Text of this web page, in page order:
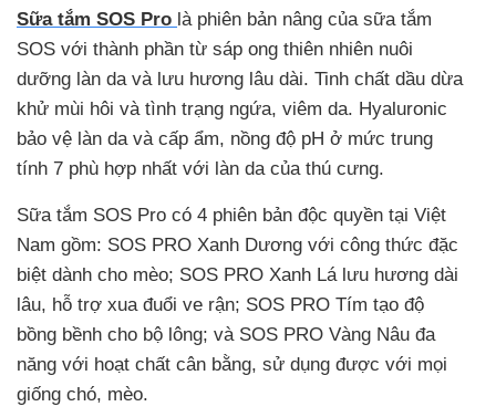
Sữa tắm SOS Pro là phiên bản nâng của sữa tắm
SOS với thành phần từ sáp ong thiên nhiên nuôi
dưỡng làn da và lưu hương lâu dài. Tinh chất dầu dừa
khử mùi hôi và tình trạng ngứa, viêm da. Hyaluronic
bảo vệ làn da và cấp ẩm, nồng độ pH ở mức trung
tính 7 phù hợp nhất với làn da của thú cưng.
Sữa tắm SOS Pro có 4 phiên bản độc quyền tại Việt
Nam gồm: SOS PRO Xanh Dương với công thức đặc
biệt dành cho mèo; SOS PRO Xanh Lá lưu hương dài
lâu, hỗ trợ xua đuổi ve rận; SOS PRO Tím tạo độ
bồng bềnh cho bộ lông; và SOS PRO Vàng Nâu đa
năng với hoạt chất cân bằng, sử dụng được với mọi
giống chó, mèo.